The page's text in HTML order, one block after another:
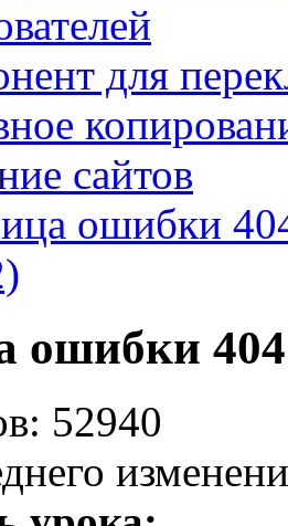
для
сайтов
ошибки
ошибки
52940